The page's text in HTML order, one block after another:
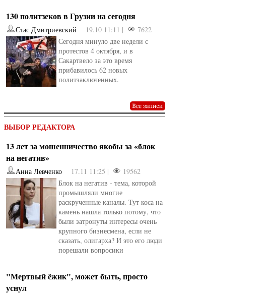
от Ирина Иновели от kotyaravesel
130 политзеков в Грузии на сегодня
Стас Дмитриевский 19.10 11:11 |
7622
Сегодня минуло две недели с
протестов 4 октября, и в
Сакартвело за это время
прибавилось 62 новых
политзаключенных.
ВЫБОР РЕДАКТОРА
13 лет за мошенничество якобы за «блок
на негатив»
Анна Левченко 17.11 11:25 |
19562
Блок на негатив - тема, которой
промышляли многие
раскрученные каналы. Тут коса на
камень нашла только потому, что
были затронуты интересы очень
крупного бизнесмена, если не
сказать, олигарха? И это его люди
порешали вопросики
"Мертвый ёжик", может быть, просто
уснул